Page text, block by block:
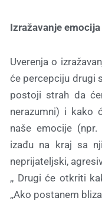
Izražavanje
Uverenja o
će percepciju drugi
postoji strah da
nerazumni) i kako
naše emocije
izađu na kraj sa
neprijateljski,
,, Drugi će otkriti
,,Ako postanem